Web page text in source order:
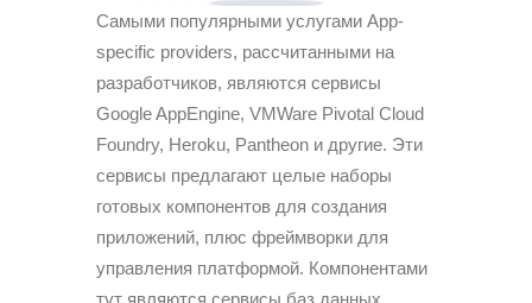
Самыми популярными услугами App-
specific providers, рассчитанными на
разработчиков, являются сервисы
Google AppEngine, VMWare Pivotal Cloud
Foundry, Heroku, Pantheon и другие. Эти
сервисы предлагают целые наборы
готовых компонентов для создания
приложений, плюс фреймворки для
управления платформой. Компонентами